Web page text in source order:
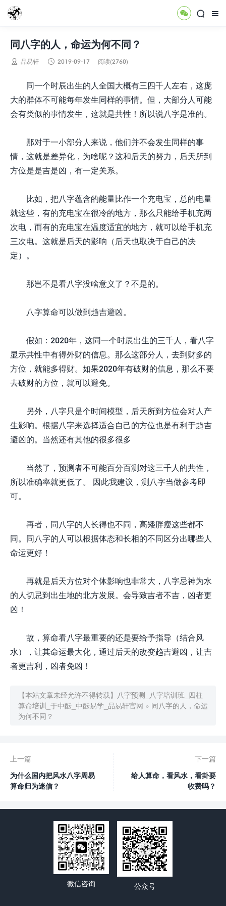



同八字的人，命运为何不同？
 品易轩  2019-09-17 阅读(2760)
同一个时辰出生的人全国大概有三四千人左右，这庞
大的群体不可能每年发生同样的事情。但，大部分人可能
会有类似的事情发生，这就是共性！所以说八字是准的。
那对于一小部分人来说，他们并不会发生同样的事
情，这就是差异化，为啥呢？这和后天的努力，后天所到
方位是是吉是凶，有一定关系。
比如，把八字蕴含的能量比作一个充电宝，总的电量
就这些，有的充电宝在很冷的地方，那么只能给手机充两
次电，而有的充电宝在温度适宜的地方，就可以给手机充
三次电。这就是后天的影响（后天也取决于自己的决
定）。
那岂不是看八字没啥意义了？不是的。
八字算命可以做到趋吉避凶。
假如：2020年，这同一个时辰出生的三千人，看八字
显示共性中有得外财的信息。那么这部分人，去到财多的
方位，就能多得财。如果2020年有破财的信息，那么不要
去破财的方位，就可以避免。
另外，八字只是个时间模型，后天所到方位会对人产
生影响。根据八字来选择适合自己的方位也是有利于趋吉
避凶的。当然还有其他的很多很多
当然了，预测者不可能百分百测对这三千人的共性，
所以准确率就更低了。 因此我建议，测八字当做参考即
可。
再者，同八字的人长得也不同，高矮胖瘦这些都不
同。同八字的人可以根据体态和长相的不同区分出哪些人
命运更好！
再就是后天方位对个体影响也非常大，八字忌神为水
的人切忌到出生地的北方发展。会导致吉者不吉，凶者更
凶！
故，算命看八字最重要的还是要给予指导（结合风
水），让其命运最大化，通过后天的改变趋吉避凶，让吉
者更吉利，凶者免凶！
【本站文章未经允许不得转载】
八字预测_八字培训班_四柱
算命培训_于中酝_中酝易学_品易轩官网 » 同八字的人，命运
为何不同？
上一篇
为什么国内把风水八字周易
算命归为迷信？
下一篇
给人算命，看风水，看卦要
收费吗？
微信咨询 公众号